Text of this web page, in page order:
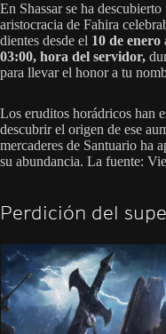
En Shassar se ha
aristocracia de Fahira
dientes desde el 10 de enero
03:00, hora del servidor,
para llevar el honor a tu
Los eruditos horádricos han
descubrir el origen de ese
mercaderes de Santuario ha
su abundancia. La fuente:
Perdición del